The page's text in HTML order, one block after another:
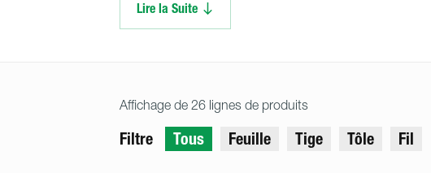
Lire la Suite
Affichage de 26 lignes de produits
Filtre Tous Feuille Tige Tôle Fil